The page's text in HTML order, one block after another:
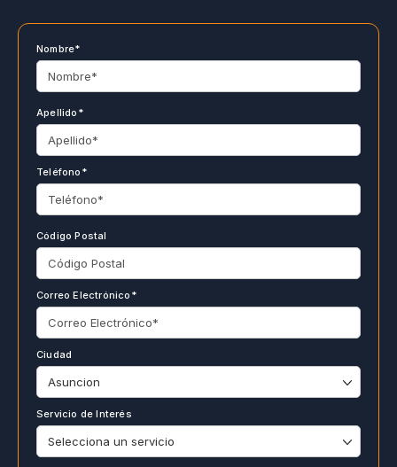
Nombre*
Apellido*
Teléfono*
Código Postal
Correo Electrónico*
Ciudad
Servicio de Interés